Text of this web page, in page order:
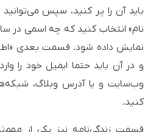
باید آن را پر کنید، سپس
نام» انتخاب کنید که چه اسمی در
نمایش داده شود. قسمت بعدی
و در آن باید حتما ایمیل خود را
وب‌سایت و یا آدرس وبلاگ،
کنید.
قسمت زندگی‌نامه نیز یکی از